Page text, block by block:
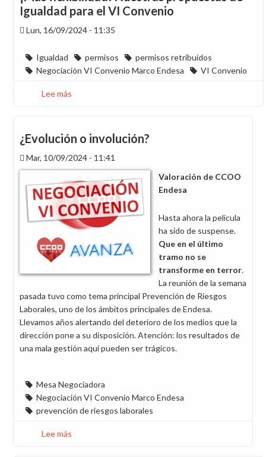
último
comunicado
de
empresa
Igualdad para el VI Convenio
Lun, 16/09/2024 - 11:35
Igualdad permisos
permisos retribuidos
Negociación VI Convenio Marco Endesa
VI Convenio
Lee más
Nuestras
propuestas
de
Igualdad
para
el
VI
Convenio
¿Evolución o involución?
Mar, 10/09/2024 - 11:41
Valoración de CCOO
Endesa
Hasta ahora la película
ha sido de suspense.
Que en el último
tramo no se
transforme en terror.
La reunión de la semana
pasada tuvo como tema principal Prevención de Riesgos
Laborales, uno de los ámbitos principales de Endesa.
Llevamos años alertando del deterioro de los medios que la
dirección pone a su disposición. Atención: los resultados de
una mala gestión aquí pueden ser trágicos.
Mesa Negociadora
Negociación VI Convenio Marco Endesa
prevención de riesgos laborales
Lee más